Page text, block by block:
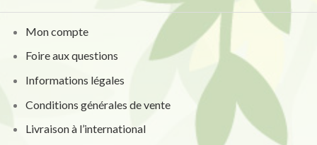
Mon compte
Foire aux questions
Informations légales
Conditions générales de vente
Livraison à l’international